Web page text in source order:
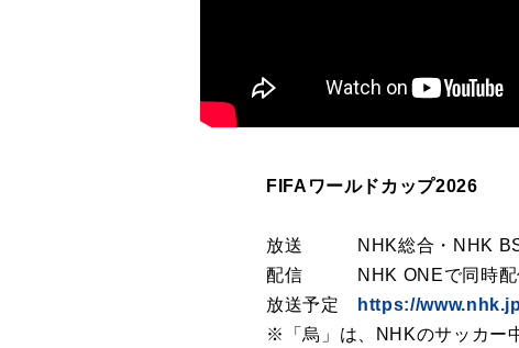
FIFAワールドカップ2026
放送 NHK総合・NHK BS
配信 NHK ONEで同時配
放送予定
https://
※「烏」は、NHKのサッカー